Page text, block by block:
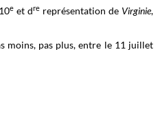
e et dre représentation de Virginie,
moins, pas plus, entre le 11 juillet